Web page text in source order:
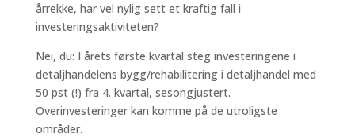
årrekke, har vel nylig sett et kraftig fall i
investeringsaktiviteten?
Nei, du: I årets første kvartal steg investeringene i
detaljhandelens bygg/rehabilitering i detaljhandel med
50 pst (!) fra 4. kvartal, sesongjustert.
Overinvesteringer kan komme på de utroligste
områder.